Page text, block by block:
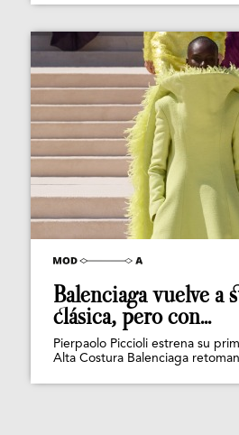
Balenciaga vuelve a
clásica, pero con...
Pierpaolo Piccioli estrena su
Alta Costura Balenciaga